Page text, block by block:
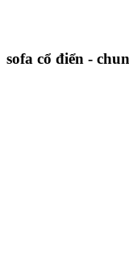
sofa cổ điển -